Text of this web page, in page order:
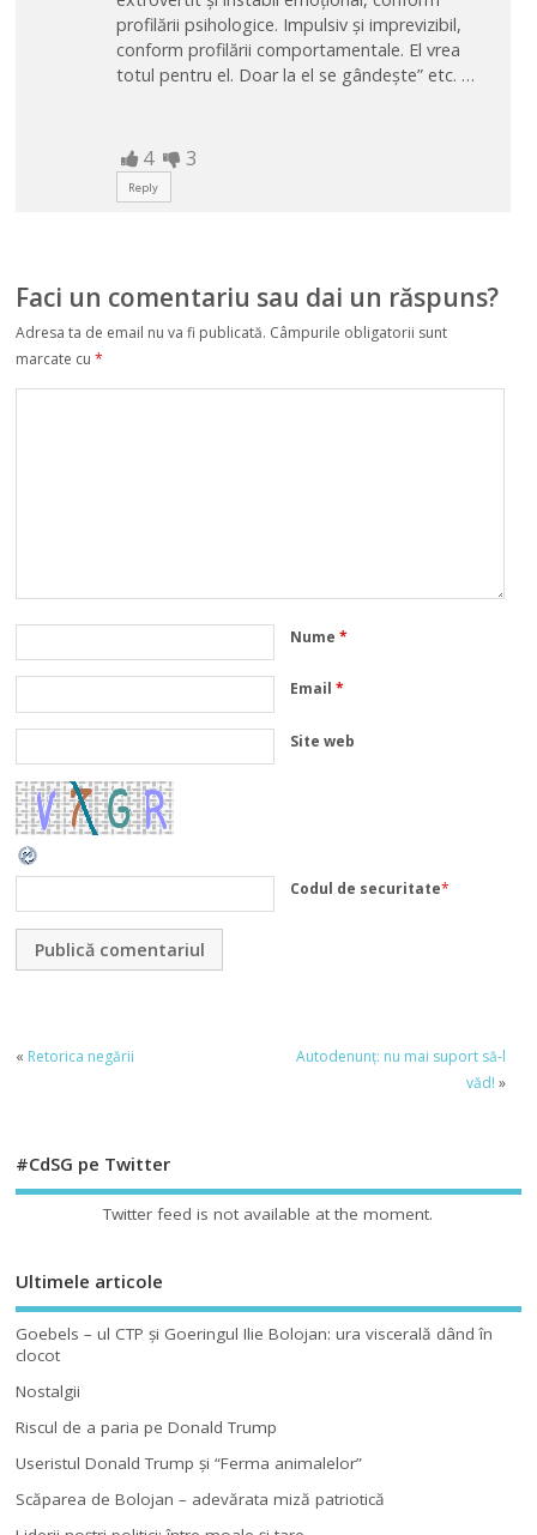
profilării psihologice. Impulsiv și imprevizibil,
conform profilării comportamentale. El vrea
totul pentru el. Doar la el se gândește” etc. …
4 3
Reply
Faci un comentariu sau dai un răspuns?
Adresa ta de email nu va fi publicată. Câmpurile obligatorii sunt
marcate cu*
Nume*
Email*
Site web
Codul de securitate*
« Retorica negării
Autodenunţ: nu mai suport să-l
văd! »
#CdSG pe Twitter
Twitter feed is not available at the moment.
Ultimele articole
Goebels – ul CTP şi Goeringul Ilie Bolojan: ura viscerală dând în
clocot
Nostalgii
Riscul de a paria pe Donald Trump
Useristul Donald Trump şi “Ferma animalelor”
Scăparea de Bolojan – adevărata miză patriotică